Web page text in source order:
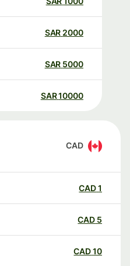
2000
SAR
5000
SAR
10000
SAR
CAD
CAD
CAD
CAD